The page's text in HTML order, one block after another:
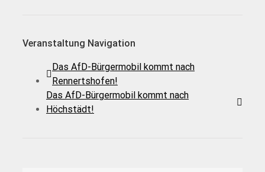
Veranstaltung Navigation
Das AfD-Bürgermobil kommt nach
Rennertshofen!
Das AfD-Bürgermobil kommt nach
Höchstädt!